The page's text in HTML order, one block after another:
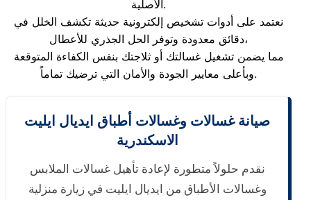
الأصلية.
نعتمد على أدوات تشخيص إلكترونية حديثة تكشف الخلل في
دقائق معدودة وتوفر الحل الجذري للأعطال،
مما يضمن تشغيل غسالتك أو ثلاجتك بنفس الكفاءة المتوقعة
وبأعلى معايير الجودة والأمان التي ترضيك تماماً.
صيانة غسالات وغسالات أطباق ايديال ايليت
الاسكندرية
نقدم حلولاً متطورة لإعادة تأهيل غسالات الملابس
وغسالات الأطباق من ايديال ايليت في زيارة منزلية